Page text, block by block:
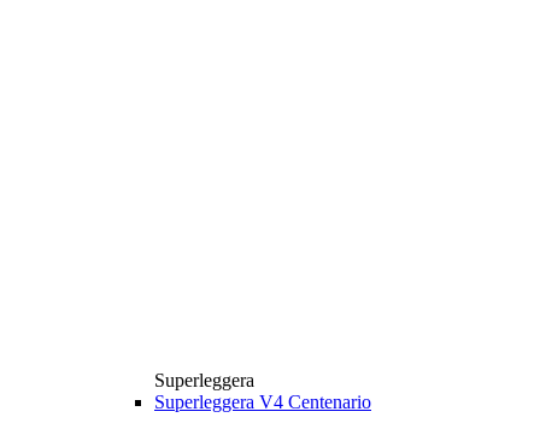
Superleggera
Superleggera V4 Centenario